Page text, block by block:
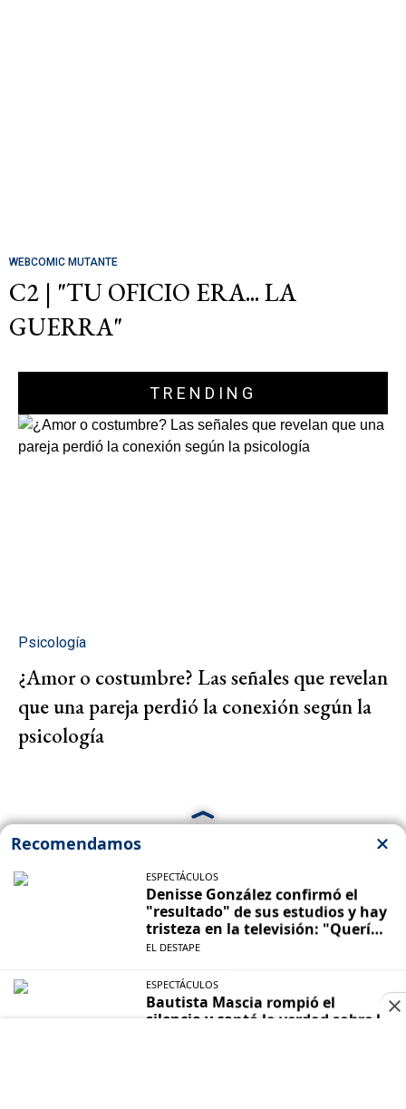
WEBCOMIC MUTANTE
C2 | "TU OFICIO ERA... LA
GUERRA"
TRENDING
Psicología
¿Amor o costumbre? Las señales que revelan
que una pareja perdió la conexión según la
psicología